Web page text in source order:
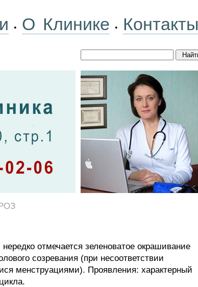
• О Клинике • Контакты
отмечается зеленоватое окрашивание
созревания (при несоответствии
менструациями). Проявления: характерный